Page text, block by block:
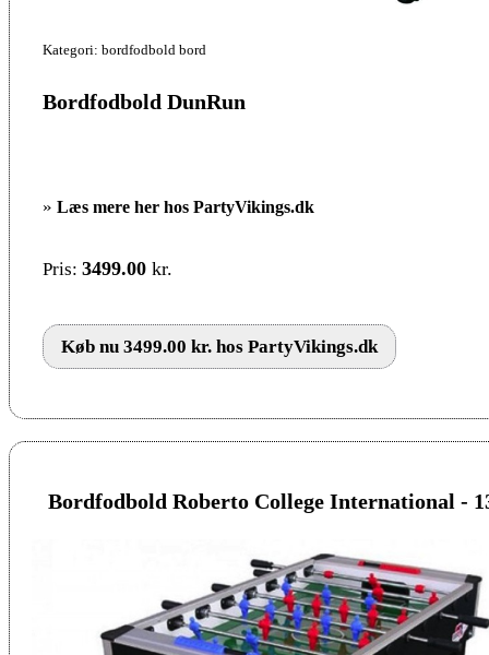
Kategori: bordfodbold bord
Bordfodbold DunRun
» Læs mere her hos PartyVikings.dk
Pris: 3499.00 kr.
Køb nu 3499.00 kr. hos PartyVikings.dk
Bordfodbold Roberto College International -